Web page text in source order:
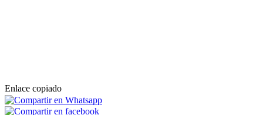
Enlace copiado